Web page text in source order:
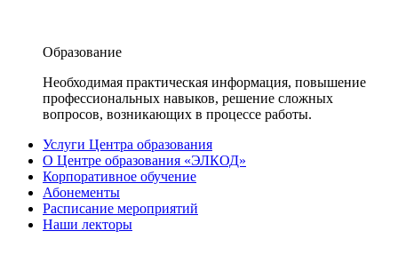
Образование
Необходимая практическая информация, повышение
профессиональных навыков, решение сложных
вопросов, возникающих в процессе работы.
Услуги Центра образования
О Центре образования «ЭЛКОД»
Корпоративное обучение
Абонементы
Расписание мероприятий
Наши лекторы